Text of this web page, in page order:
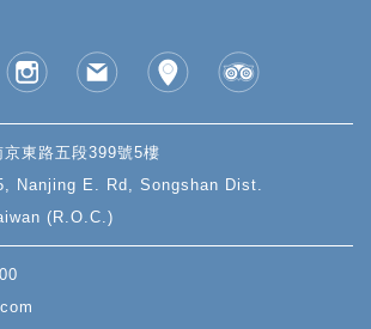
東路五段399號5樓
Nanjing E. Rd, Songshan Dist.
(R.O.C.)